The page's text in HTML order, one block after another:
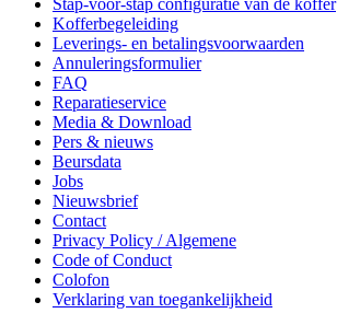
Kofferbegeleiding
Leverings- en betalingsvoorwaarden
Annuleringsformulier
FAQ
Reparatieservice
Media & Download
Pers & nieuws
Beursdata
Jobs
Nieuwsbrief
Contact
Privacy Policy / Algemene
Code of Conduct
Colofon
Verklaring van toegankelijkheid